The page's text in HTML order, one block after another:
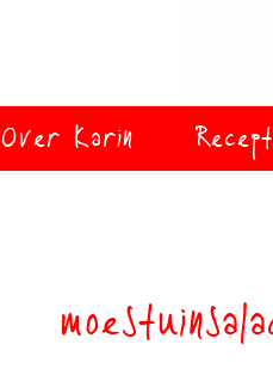
Over Karin